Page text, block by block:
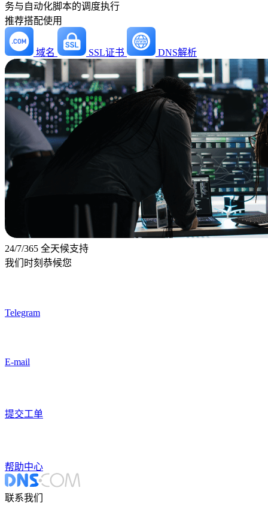
务与自动化脚本的调度执行
推荐搭配使用
域名 SSL证书 DNS解析
24/7/365 全天候支持
我们时刻恭候您
Telegram
E-mail
提交工单
帮助中心
联系我们